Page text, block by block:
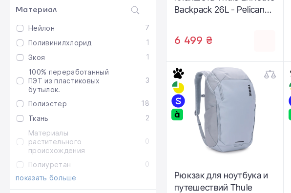
Материал
Нейлон
7
Поливинилхлорид
1
Экоя
1
100% переработанный
ПЭТ из пластиковых
бутылок.
3
Полиэстер
18
Ткань
2
Материалы
растительного
происхождения
0
Полиуретан
0
показать больше
Backpack 26L - Pelican
6 499 ₴
Рюкзак для ноутбука и
путешествий Thule